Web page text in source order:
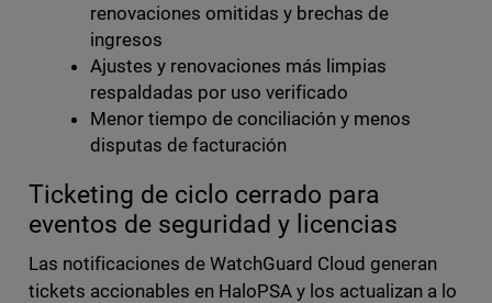
renovaciones omitidas y brechas de
ingresos
Ajustes y renovaciones más limpias
respaldadas por uso verificado
Menor tiempo de conciliación y menos
disputas de facturación
Ticketing de ciclo cerrado para
eventos de seguridad y licencias
Las notificaciones de WatchGuard Cloud generan
tickets accionables en HaloPSA y los actualizan a lo